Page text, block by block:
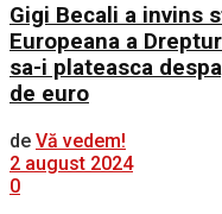
Gigi Becali a invins
Europeana a
sa-i plateasca
de euro
de Vă vedem!
2 august 2024
0